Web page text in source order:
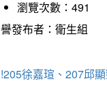
瀏覽次數：491
發布者：衛生組
徐嘉瑄、207邱